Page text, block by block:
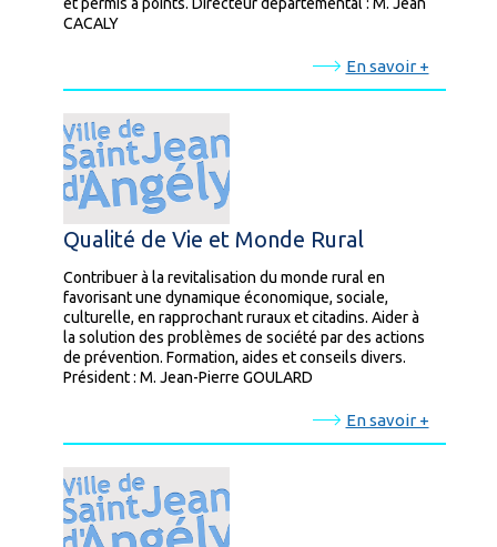
CACALY
En savoir +
Qualité de Vie et Monde Rural
Contribuer à la revitalisation du monde rural en
favorisant une dynamique économique, sociale,
culturelle, en rapprochant ruraux et citadins. Aider à
la solution des problèmes de société par des actions
de prévention. Formation, aides et conseils divers.
Président : M. Jean-Pierre GOULARD
En savoir +